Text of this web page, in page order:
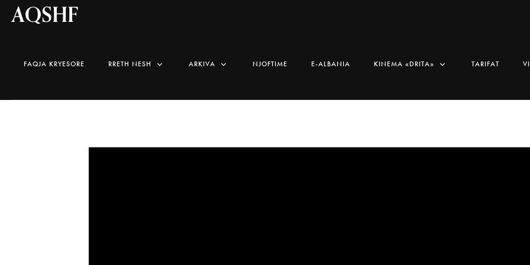
AQSHF
FAQJA KRYESORE RRETH NESH ARKIVA NJOFTIME E-ALBANIA KINEMA «DRITA» TARIFAT